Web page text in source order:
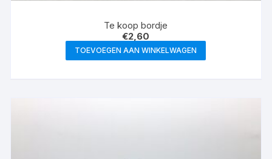
Te koop bordje
€2,60
TOEVOEGEN AAN WINKELWAGEN